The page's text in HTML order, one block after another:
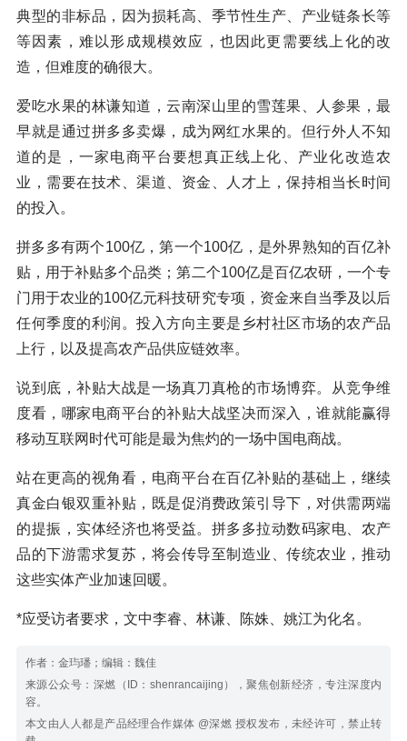
典型的非标品，因为损耗高、季节性生产、产业链条长等
等因素，难以形成规模效应，也因此更需要线上化的改
造，但难度的确很大。
爱吃水果的林谦知道，云南深山里的雪莲果、人参果，最
早就是通过拼多多卖爆，成为网红水果的。但行外人不知
道的是，一家电商平台要想真正线上化、产业化改造农
业，需要在技术、渠道、资金、人才上，保持相当长时间
的投入。
拼多多有两个100亿，第一个100亿，是外界熟知的百亿补
贴，用于补贴多个品类；第二个100亿是百亿农研，一个专
门用于农业的100亿元科技研究专项，资金来自当季及以后
任何季度的利润。投入方向主要是乡村社区市场的农产品
上行，以及提高农产品供应链效率。
说到底，补贴大战是一场真刀真枪的市场博弈。从竞争维
度看，哪家电商平台的补贴大战坚决而深入，谁就能赢得
移动互联网时代可能是最为焦灼的一场中国电商战。
站在更高的视角看，电商平台在百亿补贴的基础上，继续
真金白银双重补贴，既是促消费政策引导下，对供需两端
的提振，实体经济也将受益。拼多多拉动数码家电、农产
品的下游需求复苏，将会传导至制造业、传统农业，推动
这些实体产业加速回暖。
*应受访者要求，文中李睿、林谦、陈姝、姚江为化名。
作者：金玙璠；编辑：魏佳
来源公众号：深燃（ID：shenrancaijing），聚焦创新经济，专注深度内
容。
本文由人人都是产品经理合作媒体 @深燃 授权发布，未经许可，禁止转